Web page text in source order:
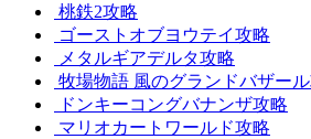
桃鉄2攻略
ゴーストオブヨウテイ攻略
メタルギアデルタ攻略
牧場物語 風のグランドバザー
ドンキーコングバナンザ攻略
マリオカートワールド攻略